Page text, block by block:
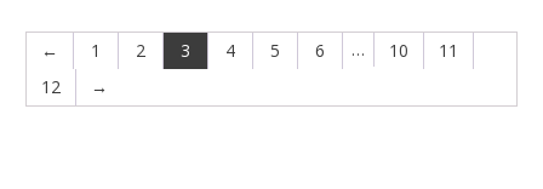
← 1 2 3 4 5 6 … 10
11
12
→